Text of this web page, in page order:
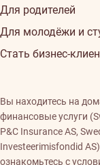
Для родителей
Для молодёжи и
Стать бизнес-
Вы находитесь на
финансовые услуги
P&C Insurance AS,
Investeerimisfondid
ознакомьтесь с